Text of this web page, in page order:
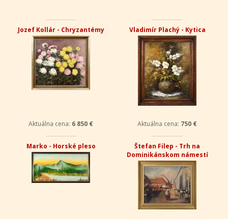
Jozef Kollár - Chryzantémy
Aktuálna cena: 6 850 €
Vladimír Plachý - Kytica
Aktuálna cena: 750 €
Marko - Horské pleso
Štefan Filep - Trh na
Dominikánskom námestí